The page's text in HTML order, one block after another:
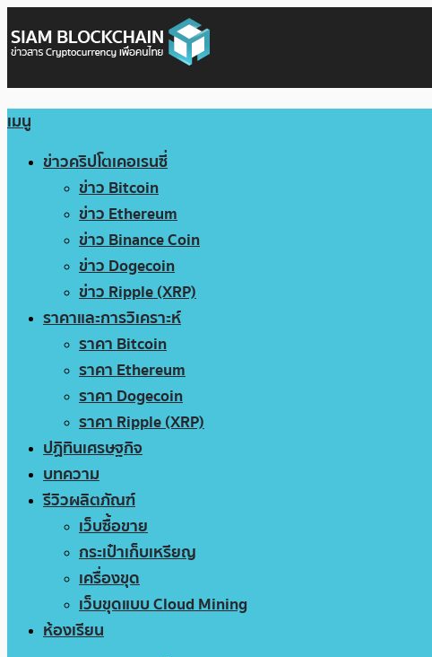
เมนู
ข่าวคริปโตเคอเรนซี่
ข่าว Bitcoin
ข่าว Ethereum
ข่าว Binance Coin
ข่าว Dogecoin
ข่าว Ripple (XRP)
ราคาและการวิเคราะห์
ราคา Bitcoin
ราคา Ethereum
ราคา Dogecoin
ราคา Ripple (XRP)
ปฏิทินเศรษฐกิจ
บทความ
รีวิวผลิตภัณฑ์
เว็บซื้อขาย
กระเป๋าเก็บเหรียญ
เครื่องขุด
เว็บขุดแบบ Cloud Mining
ห้องเรียน